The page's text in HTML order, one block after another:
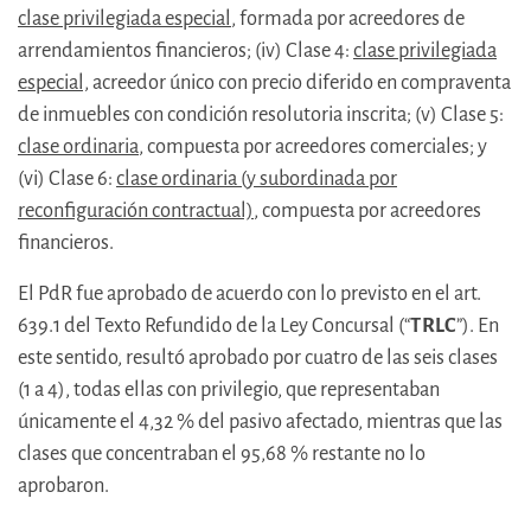
clase privilegiada especial , formada por acreedores de
arrendamientos financieros; (iv) Clase 4: clase privilegiada
especial, acreedor único con precio diferido en compraventa
de inmuebles con condición resolutoria inscrita; (v) Clase 5:
clase ordinaria, compuesta por acreedores comerciales; y
(vi) Clase 6: clase ordinaria (y subordinada por
reconfiguración contractual), compuesta por acreedores
financieros.
El PdR fue aprobado de acuerdo con lo previsto en el art.
639.1 del Texto Refundido de la Ley Concursal (“TRLC”). En
este sentido, resultó aprobado por cuatro de las seis clases
(1 a 4), todas ellas con privilegio, que representaban
únicamente el 4,32 % del pasivo afectado, mientras que las
clases que concentraban el 95,68 % restante no lo
aprobaron.